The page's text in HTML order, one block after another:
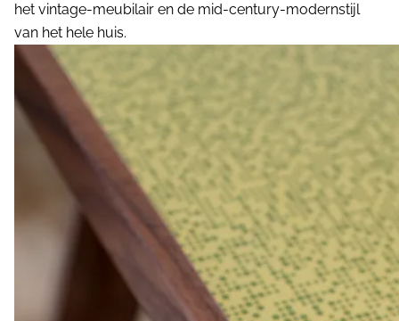
het vintage-meubilair en de mid-century-modernstijl
van het hele huis.